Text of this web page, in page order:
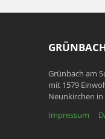
Grünbach am
mit 1579
Neunkirchen
Impressum